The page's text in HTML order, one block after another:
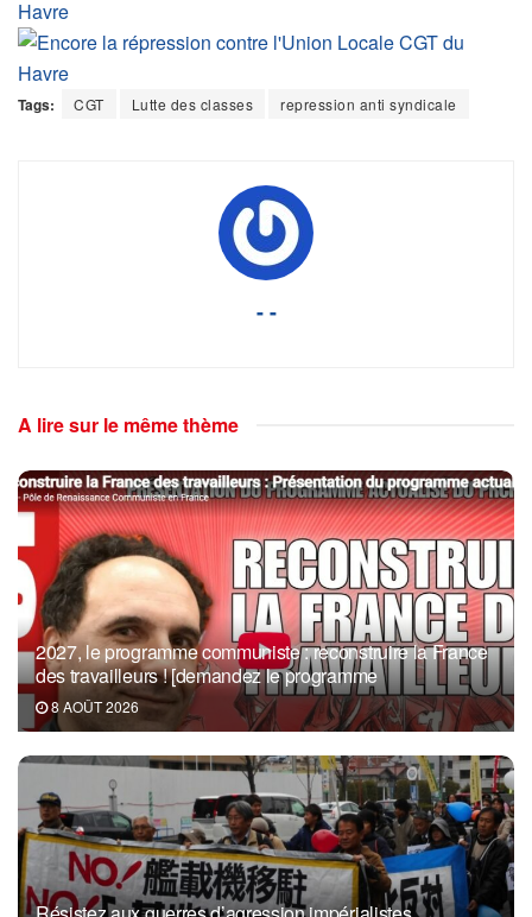
Tags: CGT Lutte des classes repression anti syndicale
- -
A lire sur le même thème
2027, le programme communiste : reconstruire la France
des travailleurs ! [demandez le programme
8 AOÛT 2026